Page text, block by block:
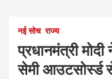
नई सोच राज्य
प्रधानमंत्री
सेमी आउटसोर्स्ड